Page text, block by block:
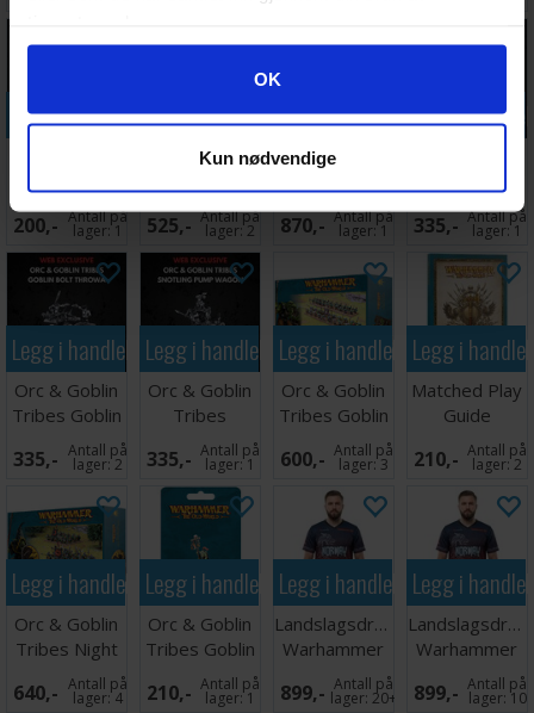
Googles retningslinjer for personvern
OK
Kun nødvendige
Legg i handlekurven
Nasty Skulker
200,- Antall på
lager:1
Legg i handlekurven
Orc & Goblin
Rock Lobber
525,- Antall på
lager:2
Legg i handlekurven
Orc & Goblin
Badlands
Ogre Bulls
870,- Antall på
lager:1
Legg i
Common
Trolls
335,- Antall på
lager:1
Legg i handlekurven
Orc & Goblin
Tribes Goblin
Bolt Throwa
335,- Antall på
lager:2
Legg i handlekurven
Orc & Goblin
Tribes
Snotling Pump
Wagon
335,- Antall på
lager:1
Legg i handlekurven
Orc & Goblin
Tribes Goblin
Mob
600,- Antall på
lager:3
Legg i
Matched Play
Guide
210,- Antall på
lager:2
Legg i handlekurven
Orc & Goblin
Tribes Night
Goblin Mob
640,- Antall på
lager:4
Legg i handlekurven
Orc & Goblin
Tribes Goblin
Shaman
210,- Antall på
lager:1
Legg i handlekurven
Landslagsdrakt
Warhammer
2026 Norge
XL
899,- Antall på
lager:20+
Legg i
Landslagsdrakt
Warhammer
2026 Norge
XXL
899,- Antall på
lager: 10